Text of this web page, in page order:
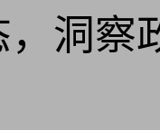
洞察